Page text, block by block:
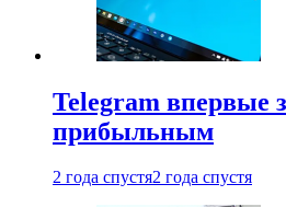
Telegram впервые
прибыльным
2 года спустя2 года спустя